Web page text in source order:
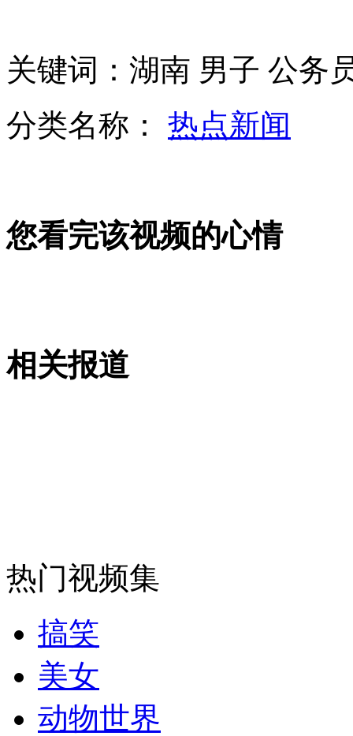
日强拆机场钉子户 百名防暴警压阵
山西运城恶犬咬伤多人 警民合力深夜将其击毙
女孩北京地铁殴打老人 痛下狠手拳打脚踢
外交部：有关国家言论片面不公正
纽约上演“枕头大战”
关键词：湖南 男子 公务
分类名称： 热点新闻
您看完该视频的心情
相关报道
热门视频集
搞笑
美女
动物世界